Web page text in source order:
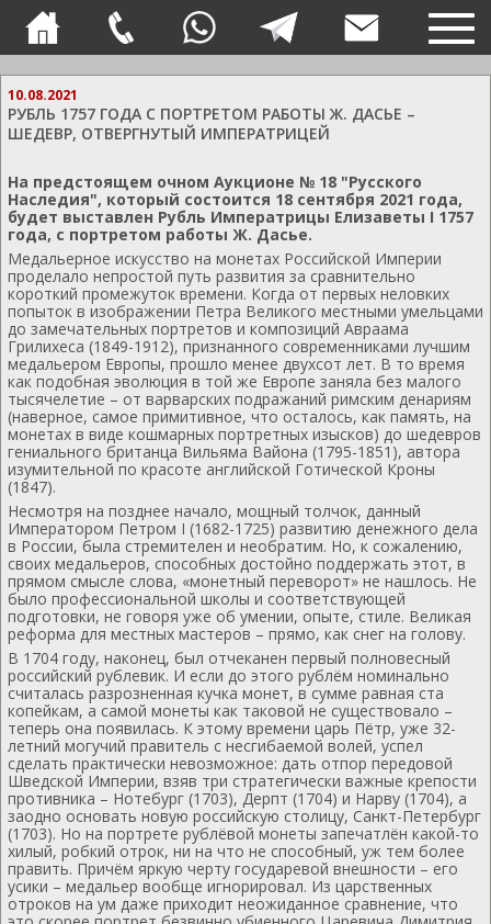
10.08.2021
РУБЛЬ 1757 ГОДА С ПОРТРЕТОМ РАБОТЫ Ж. ДАСЬЕ –
ШЕДЕВР, ОТВЕРГНУТЫЙ ИМПЕРАТРИЦЕЙ
На предстоящем очном Аукционе № 18 "Русского
Наследия", который состоится 18 сентября 2021 года,
будет выставлен Рубль Императрицы Елизаветы I 1757
года, с портретом работы Ж. Дасье.
Медальерное искусство на монетах Российской Империи
проделало непростой путь развития за сравнительно
короткий промежуток времени. Когда от первых неловких
попыток в изображении Петра Великого местными умельцами
до замечательных портретов и композиций Авраама
Грилихеса (1849-1912), признанного современниками лучшим
медальером Европы, прошло менее двухсот лет. В то время
как подобная эволюция в той же Европе заняла без малого
тысячелетие – от варварских подражаний римским денариям
(наверное, самое примитивное, что осталось, как память, на
монетах в виде кошмарных портретных изысков) до шедевров
гениального британца Вильяма Вайона (1795-1851), автора
изумительной по красоте английской Готической Кроны
(1847).
Несмотря на позднее начало, мощный толчок, данный
Императором Петром I (1682-1725) развитию денежного дела
в России, была стремителен и необратим. Но, к сожалению,
своих медальеров, способных достойно поддержать этот, в
прямом смысле слова, «монетный переворот» не нашлось. Не
было профессиональной школы и соответствующей
подготовки, не говоря уже об умении, опыте, стиле. Великая
реформа для местных мастеров – прямо, как снег на голову.
В 1704 году, наконец, был отчеканен первый полновесный
российский рублевик. И если до этого рублём номинально
считалась разрозненная кучка монет, в сумме равная ста
копейкам, а самой монеты как таковой не существовало –
теперь она появилась. К этому времени царь Пётр, уже 32-
летний могучий правитель с несгибаемой волей, успел
сделать практически невозможное: дать отпор передовой
Шведской Империи, взяв три стратегически важные крепости
противника – Нотебург (1703), Дерпт (1704) и Нарву (1704), а
заодно основать новую российскую столицу, Санкт-Петербург
(1703). Но на портрете рублёвой монеты запечатлён какой-то
хилый, робкий отрок, ни на что не способный, уж тем более
править. Причём яркую черту государевой внешности – его
усики – медальер вообще игнорировал. Из царственных
отроков на ум даже приходит неожиданное сравнение, что